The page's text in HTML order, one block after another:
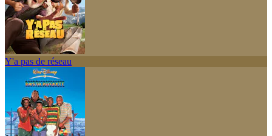
Y'a pas de réseau